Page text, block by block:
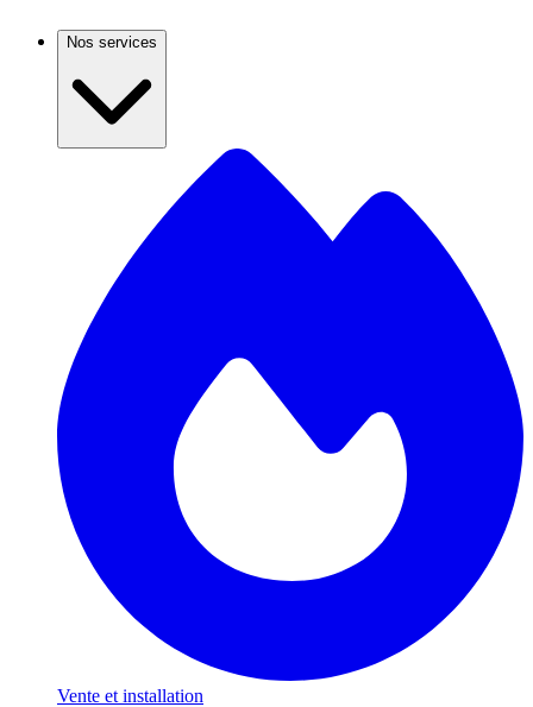
Nos services
Vente et installation